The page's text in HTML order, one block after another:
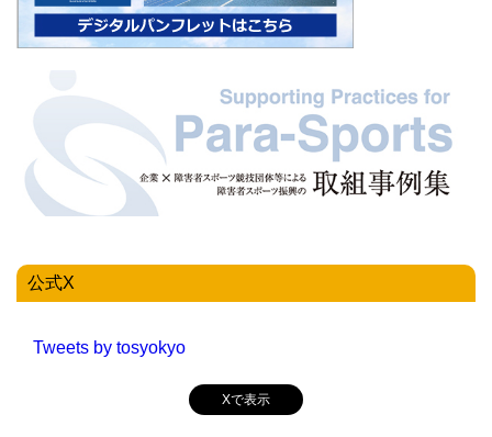
公式X
Tweets by tosyokyo
Xで表示